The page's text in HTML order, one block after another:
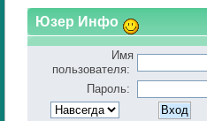
Юзер Инфо
Имя
пользователя:
Пароль: